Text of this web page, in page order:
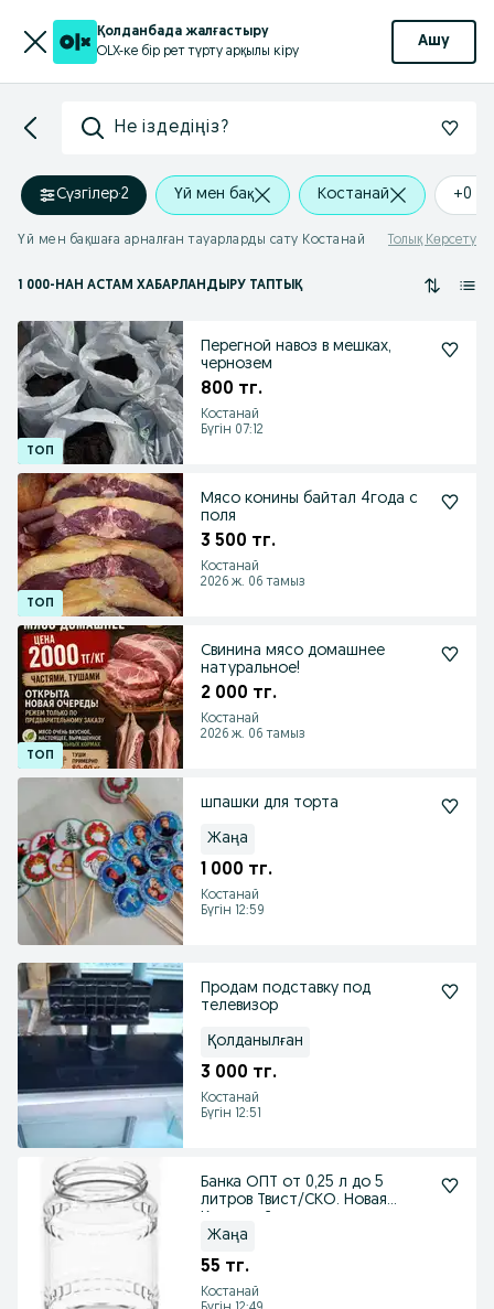
Қолданбада жалғастыру
OLX-ке бір рет түрту арқылы кіру
Ашу
Не іздедіңіз?
Сүзгілер·2 Үй мен бақ Костанай +0
Үй мен бақшаға арналған тауарларды сату Костанай Толық Көрсету
1 000-НАН АСТАМ ХАБАРЛАНДЫРУ ТАПТЫҚ
Перегной навоз в мешках,
чернозем
800 тг.
Костанай
Бүгін 07:12
Мясо конины байтал 4года с
поля
3 500 тг.
Костанай
2026 ж. 06 тамыз
Свинина мясо домашнее
натуральное!
2 000 тг.
Костанай
2026 ж. 06 тамыз
шпашки для торта
Жаңа
1 000 тг.
Костанай
Бүгін 12:59
Продам подставку под
телевизор
Қолданылған
3 000 тг.
Костанай
Бүгін 12:51
Банка ОПТ от 0,25 л до 5
литров Твист/СКО. Новая
Жаңа
55 тг.
Костанай